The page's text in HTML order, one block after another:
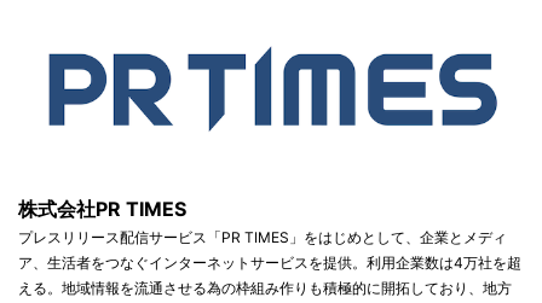
株式会社PR TIMES
プレスリリース配信サービス「PR TIMES」をはじめとして、企業とメディ
ア、生活者をつなぐインターネットサービスを提供。利用企業数は4万社を超
える。地域情報を流通させる為の枠組み作りも積極的に開拓しており、地方